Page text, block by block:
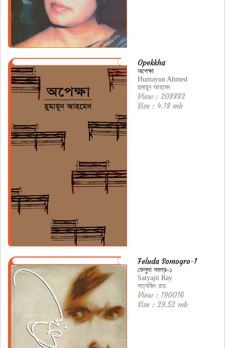
Opekkha
অপেক্ষা
Humayun Ahmed
হুমায়ূন আহমেদ
View : 208882
Size : 4.18 mb
Feluda Somogro-1
ফেলুদা সমগ্র-১
Satyajit Ray
সত্যজিৎ রায়
View : 190016
Size : 29.52 mb